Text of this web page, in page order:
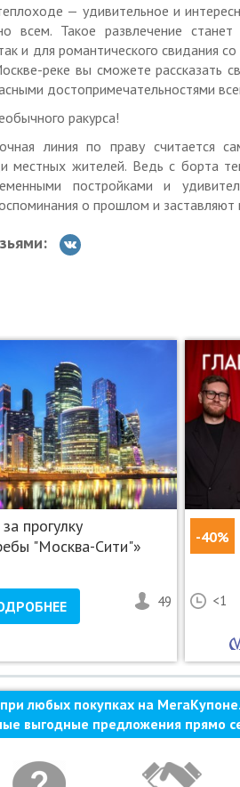
приходить заранее — за 30 минут
за 5 минут до отправления
первоначальный взнос от общей
одного человека
количество купонов
зарегистрировать купон
обязательна (без
на рейс, купон
с другими спецпредложениями
акции вы также можете
— удивительное и
всем. Такое развлечение
и для романтического свидания
реке вы сможете рассказать
достопримечательностями
ракурса!
линия по праву считается
местных жителей. Ведь с борта
постройками и
о прошлом и заставляют
прогулку
"Москва-Сити"»
49
-40%
<1
любых покупках на
выгодные предложения прямо